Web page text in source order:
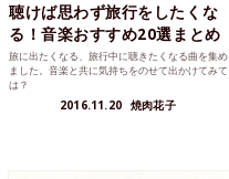
聴けば思わず旅行をしたくな
る！音楽おすすめ20選まとめ
旅に出たくなる、旅行中に聴きたくなる曲を集め
ました。音楽と共に気持ちをのせて出かけてみて
は？
2016.11.20 焼肉花子